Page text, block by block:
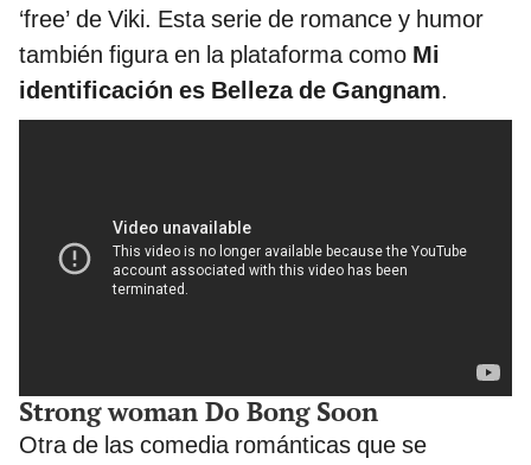
‘free’ de Viki. Esta serie de romance y humor
también figura en la plataforma como Mi
identificación es Belleza de Gangnam.
Strong woman Do Bong Soon
Otra de las comedia románticas que se